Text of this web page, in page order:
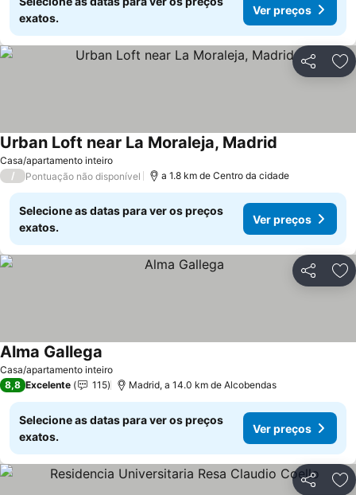
exatos.
Ver preços
Partilhar
Casa/apartamento inteiro
Urban Loft near La Moraleja, Madrid
/ Pontuação não disponível a 1.8 km de Centro da cidade
Selecione as datas para ver os preços
exatos.
Ver preços
Partilhar
Casa/apartamento inteiro
Alma Gallega
8,8 Excelente 115 Madrid, a 14.0 km de Alcobendas
Selecione as datas para ver os preços
exatos.
Ver preços
Partilhar